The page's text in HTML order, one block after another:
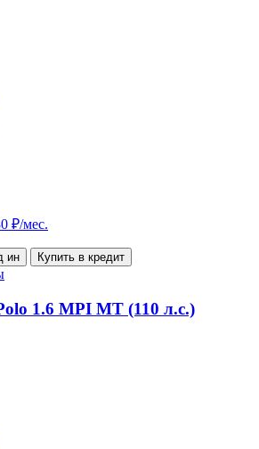
₽/мес.
ин Купить в кредит
1.6 MPI MT (110 л.с.)